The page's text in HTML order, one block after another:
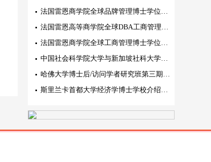
法国雷恩商学院全球品牌管理博士学位项目特色
法国雷恩高等商学院全球DBA工商管理博士核心教育理念阐述
法国雷恩商学院全球工商管理博士学位项目(创新管理方向)
中国社会科学院大学与新加坡社科大学工商管理博士
哈佛大学博士后/访问学者研究班第三期招生中 5月17-18号北京研讨会
斯里兰卡首都大学经济学博士学校介绍阐述